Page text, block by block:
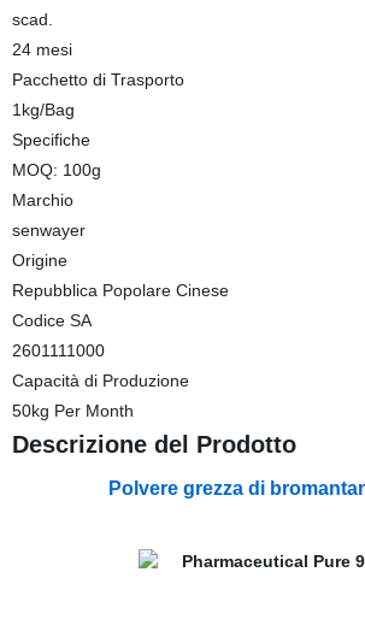
scad.
24 mesi
Pacchetto di Trasporto
1kg/Bag
Specifiche
MOQ: 100g
Marchio
senwayer
Origine
Repubblica Popolare Cinese
Codice SA
2601111000
Capacità di Produzione
50kg Per Month
Descrizione del Prodotto
Polvere grezza di